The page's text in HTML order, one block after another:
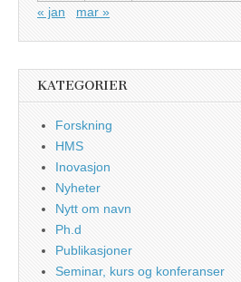
« jan
mar »
KATEGORIER
Forskning
HMS
Inovasjon
Nyheter
Nytt om navn
Ph.d
Publikasjoner
Seminar, kurs og konferanser